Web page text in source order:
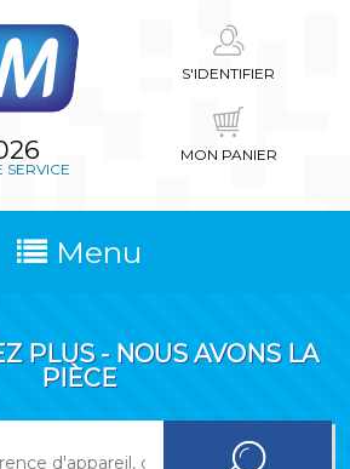
SERVICE
S'IDENTIFIER
MON PANIER
Menu
PLUS - NOUS AVONS LA
PIÈCE